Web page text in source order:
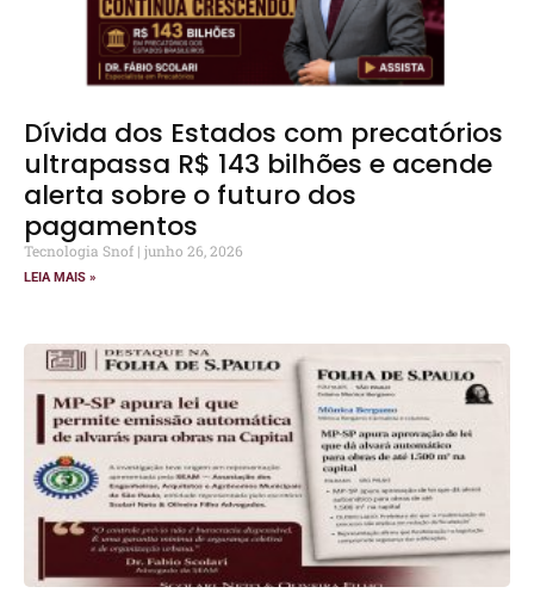
Dívida dos Estados com precatórios
ultrapassa R$ 143 bilhões e acende
alerta sobre o futuro dos
pagamentos
Tecnologia Snof junho 26, 2026
LEIA MAIS »